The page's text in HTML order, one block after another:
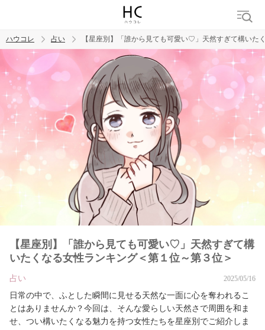
トレンド ワード
ハウコレ 占い 【星座別】「誰から見ても可愛い♡」天然すぎて構いた
【星座別】「誰から見ても可愛い♡」天然すぎて構
いたくなる女性ランキング＜第１位～第３位＞
占い 2025/05/16
日常の中で、ふとした瞬間に見せる天然な一面に心を奪われるこ
とはありませんか？今回は、そんな愛らしい天然さで周囲を和ま
せ、つい構いたくなる魅力を持つ女性たちを星座別でご紹介しま